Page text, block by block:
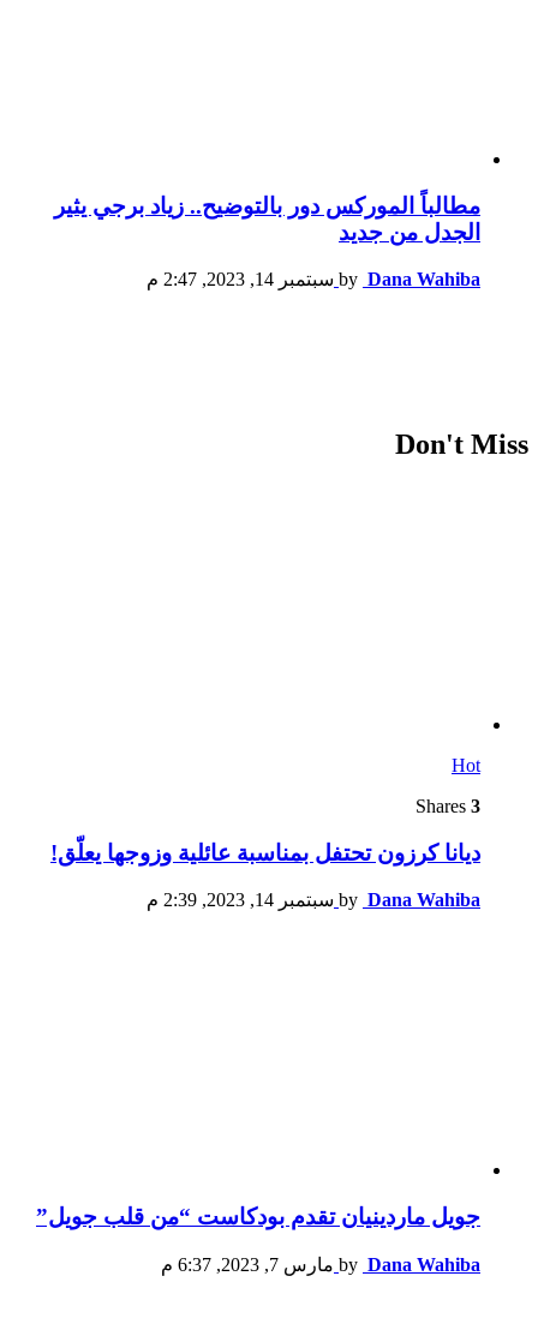
مطالباً الموركس دور بالتوضيح.. زياد برجي يثير
الجدل من جديد
by Dana Wahiba سبتمبر 14, 2023, 2:47 م
Don't Miss
Hot
3
ديانا كرزون تحتفل بمناسبة عائلية وزوجها يعلّق!
by Dana Wahiba سبتمبر 14, 2023, 2:39 م
جويل ماردينيان تقدم بودكاست “من قلب جويل”
by Dana Wahiba مارس 7, 2023, 6:37 م